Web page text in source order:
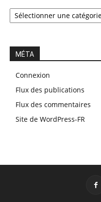
CATÉGORIES
MÉTA
Connexion
Flux des publications
Flux des commentaires
Site de WordPress-FR